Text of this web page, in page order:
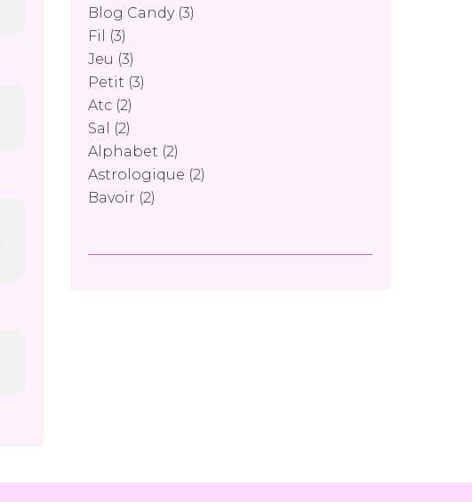
Blog Candy(3)
Fil
(3)
Jeu (3)
Petit (3)
Atc (2)
Sal
(2)
Alphabet (2)
Astrologique (2)
Bavoir (2)